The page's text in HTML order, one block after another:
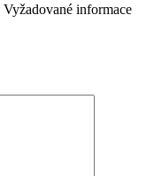
Vyžadované informace